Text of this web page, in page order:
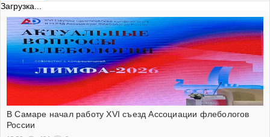
Загрузка...
В Самаре начал работу XVI съезд Ассоциации флебологов
России